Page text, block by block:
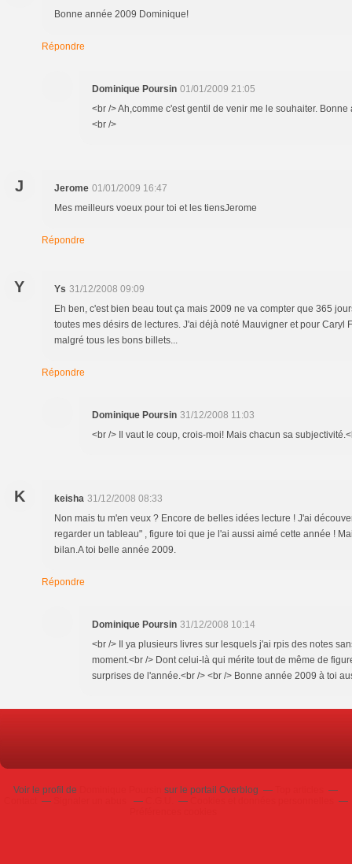
Bonne année 2009 Dominique!
Répondre
Dominique Poursin 01/01/2009 21:05
<br /> Ah,comme c'est gentil de venir me le souhaiter.
<br />
J Jerome 01/01/2009 16:47
Mes meilleurs voeux pour toi et les tiensJerome
Répondre
Y Ys 31/12/2008 09:09
Eh ben, c'est bien beau tout ça mais 2009 ne va compter que 365
toutes mes désirs de lectures. J'ai déjà noté Mauvigner et pour Caryl
malgré tous les bons billets...
Répondre
Dominique Poursin 31/12/2008 11:03
<br /> Il vaut le coup, crois-moi! Mais chacun sa
K keisha 31/12/2008 08:33
Non mais tu m'en veux ? Encore de belles idées lecture ! J'ai
regarder un tableau" , figure toi que je l'ai aussi aimé cette année !
bilan.A toi belle année 2009.
Répondre
Dominique Poursin 31/12/2008 10:14
<br /> Il ya plusieurs livres sur lesquels j'ai rpis des notes
moment.<br /> Dont celui-là qui mérite tout de même de
surprises de l'année.<br /> <br /> Bonne année 2009 à toi
Voir le profil de sur le portail Overblog